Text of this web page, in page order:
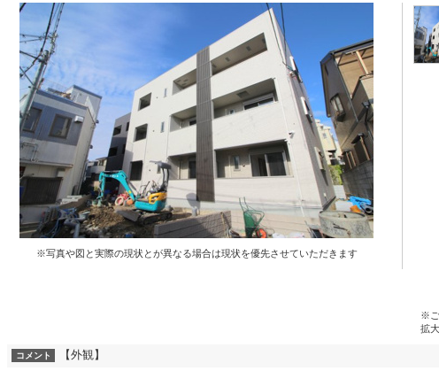
※写真や図と実際の現状とが異なる場合は現状を優先させていただきます
※ご
拡
コメント 【外観】